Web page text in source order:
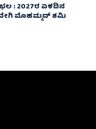
: 2027ರ ಏಕದಿನ
ವೇಗಿ ಮೊಹಮ್ಮದ್ ಶಮಿ